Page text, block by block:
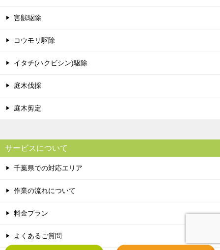
害獣駆除
コウモリ駆除
イタチ(ハクビシン)駆除
庭木伐採
庭木剪定
サービスについて
千葉県での対応エリア
作業の流れについて
料金プラン
よくあるご質問